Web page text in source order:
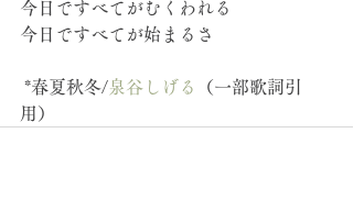
今日ですべてがむくわれる
今日ですべてが始まるさ
*春夏秋冬/泉谷しげる
（一部歌詞引
用）